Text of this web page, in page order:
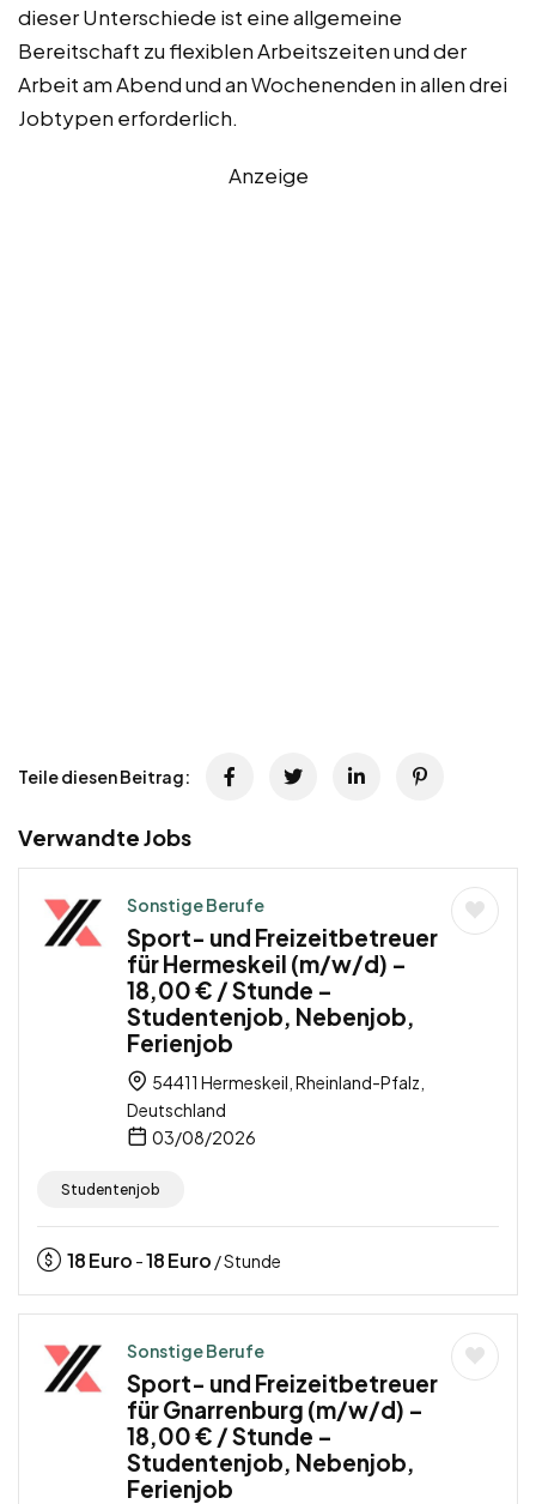
dieser Unterschiede ist eine allgemeine
Bereitschaft zu flexiblen Arbeitszeiten und der
Arbeit am Abend und an Wochenenden in allen drei
Jobtypen erforderlich.
Anzeige
Teile diesen Beitrag:
Verwandte Jobs
Sonstige Berufe
Sport- und Freizeitbetreuer
für Hermeskeil (m/w/d) –
18,00 € / Stunde –
Studentenjob, Nebenjob,
Ferienjob
54411 Hermeskeil, Rheinland-Pfalz,
Deutschland
03/08/2026
Studentenjob
18Euro -18Euro / Stunde
Sonstige Berufe
Sport- und Freizeitbetreuer
für Gnarrenburg (m/w/d) –
18,00 € / Stunde –
Studentenjob, Nebenjob,
Ferienjob